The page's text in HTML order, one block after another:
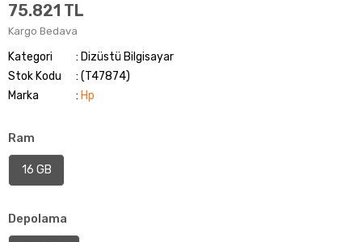
75.821 TL
Kargo Bedava
Kategori
Dizüstü Bilgisayar
Stok Kodu
(T47874)
Marka
: Hp
Ram
16 GB
Depolama